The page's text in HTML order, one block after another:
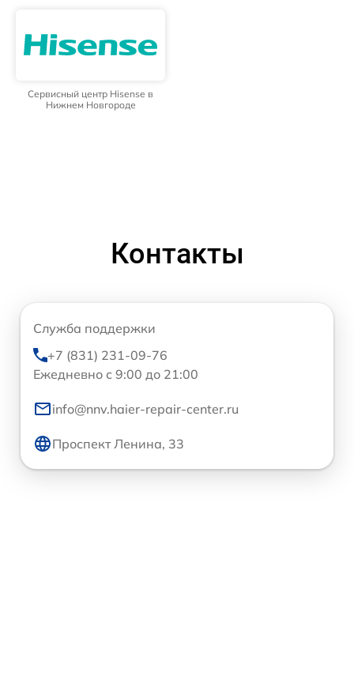
Сервисный центр Hisense в
Нижнем Новгороде
Контакты
Служба поддержки
+7 (831) 231-09-76
Ежедневно с 9:00 до 21:00
info@nnv.haier-repair-center.ru
Проспект Ленина, 33